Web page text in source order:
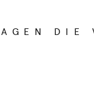
DIE